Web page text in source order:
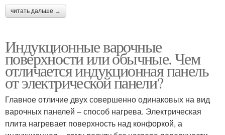
читать дальше →
Индукционные варочные
поверхности или обычные. Чем
отличается индукционная панель
от электрической панели?
Главное отличие двух совершенно одинаковых на вид
варочных панелей – способ нагрева. Электрическая
плита нагревает поверхность над конфоркой, а